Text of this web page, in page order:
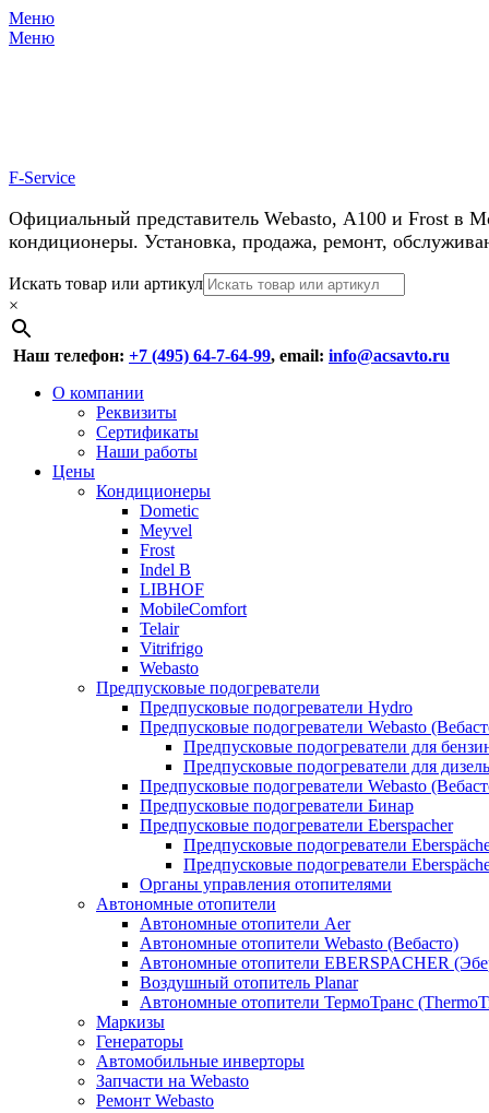
Меню
Меню
F-Service
Официальный представитель Webasto, А100 и Frost в
кондиционеры. Установка, продажа, ремонт,
Header
Right
Menu
Перейти
к
содержимому
Искать товар или артикул
×
Наш телефон: +7 (495) 64-7-64-99, email: info@acsavto.ru
Основное
Перейти
содержимому
О компании
Реквизиты
Сертификаты
Наши работы
Цены
Кондиционеры
Dometic
Meyvel
Frost
Indel B
LIBHOF
MobileComfort
Telair
Vitrifrigo
Webasto
Предпусковые подогреватели
Предпусковые подогреватели Hydro
Предпусковые подогреватели Webasto
Предпусковые подогреватели для
Предпусковые подогреватели для
Предпусковые подогреватели Webasto
Предпусковые подогреватели Бинар
Предпусковые подогреватели Eberspacher
Предпусковые подогреватели
Предпусковые подогреватели
Органы управления отопителями
Автономные отопители
Автономные отопители Аer
Автономные отопители Webasto (Вебасто)
Автономные отопители EBERSPACHER
Воздушный отопитель Planar
Автономные отопители ТермоТранс
Маркизы
Генераторы
Автомобильные инверторы
Запчасти на Webasto
Ремонт Webasto